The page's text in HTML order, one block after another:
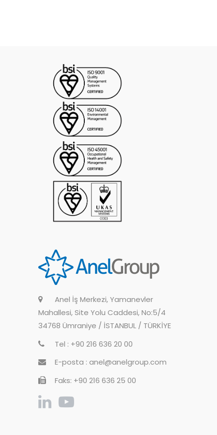
Anel İş Merkezi, Yamanevler
Mahallesi, Site Yolu Caddesi, No:5/4
34768 Ümraniye / İSTANBUL / TÜRKİYE
Tel : +90 216 636 20 00
E-posta : anel@anelgroup.com
Faks: +90 216 636 25 00